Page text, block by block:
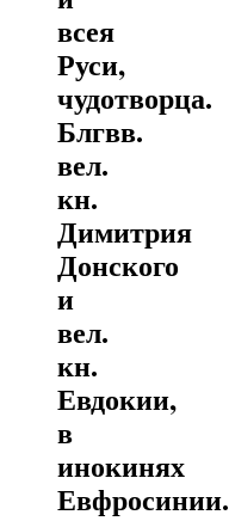
всея
Руси,
чудотворца.
Блгвв.
вел.
кн.
Димитрия
Донского
и
вел.
кн.
Евдокии,
в
инокинях
Евфросинии.